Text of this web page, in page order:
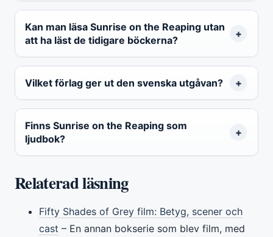
Kan man läsa Sunrise on the Reaping utan
att ha läst de tidigare böckerna?
Vilket förlag ger ut den svenska utgåvan?
Finns Sunrise on the Reaping som
ljudbok?
Relaterad läsning
Fifty Shades of Grey film: Betyg, scener och
cast – En annan bokserie som blev film, med